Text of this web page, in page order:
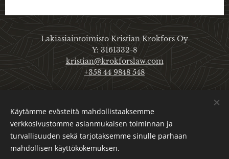
Lakiasiaintoimisto Kristian Krokfors Oy
Y: 3161332-8
kristian@krokforslaw.com
+358 44 9848 548
Etusivulle
Artikkelien käyttöehdot
Tietoa henkilötietojen käsittelystä
Käytämme evästeitä mahdollistaaksemme
verkkosivustomme asianmukaisen toiminnan ja
turvallisuuden sekä tarjotaksemme sinulle parhaan
mahdollisen käyttökokemuksen.